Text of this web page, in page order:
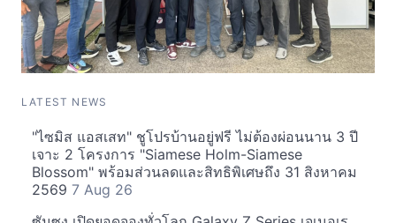
LATEST NEWS
"ไซมิส แอสเสท" ชูโปรบ้านอยู่ฟรี ไม่ต้องผ่อนนาน 3 ปี
เจาะ 2 โครงการ "Siamese Holm-Siamese
Blossom" พร้อมส่วนลดและสิทธิพิเศษถึง 31 สิงหาคม
2569 7 Aug 26